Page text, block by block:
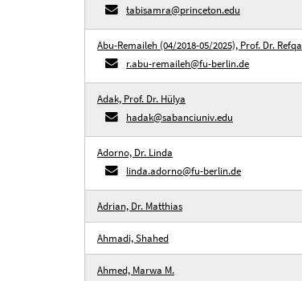
tabisamra@princeton.edu
Abu-Remaileh (04/2018-05/2025), Prof. Dr. Refqa
r.abu-remaileh@fu-berlin.de
Adak, Prof. Dr. Hülya
hadak@sabanciuniv.edu
Adorno, Dr. Linda
linda.adorno@fu-berlin.de
Adrian, Dr. Matthias
Ahmadi, Shahed
Ahmed, Marwa M.